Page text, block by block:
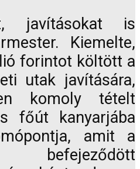
javításokat is
Kiemelte,
forintot költött a
utak javítására,
komoly tételt
főút kanyarjába
amit a